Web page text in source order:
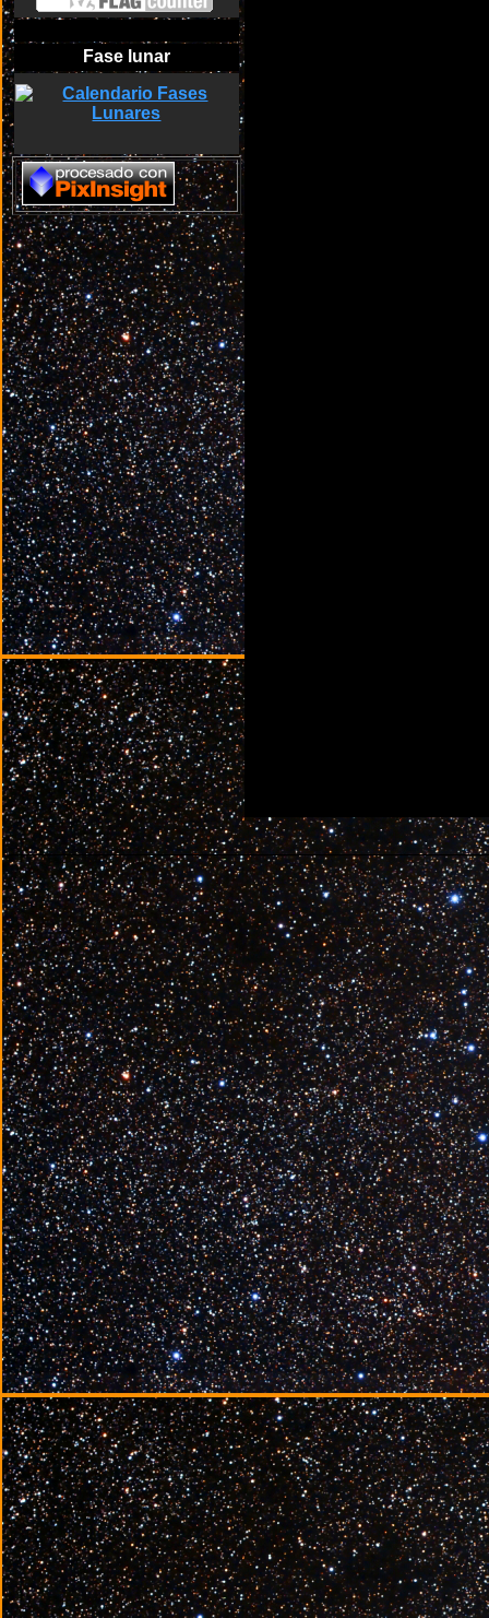
Fase lunar